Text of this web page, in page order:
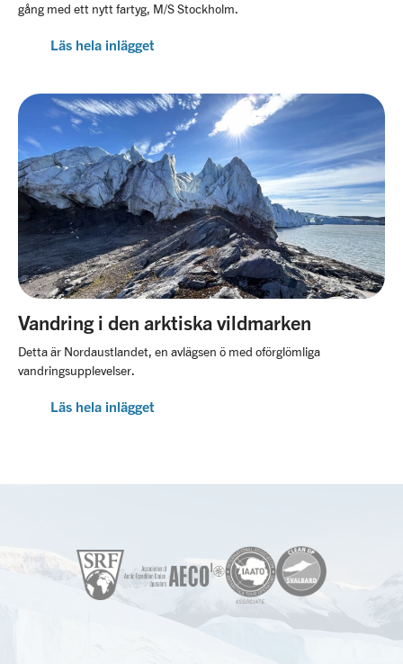
gång med ett nytt fartyg, M/S Stockholm.
Läs hela inlägget
Vandring i den arktiska vildmarken
Detta är Nordaustlandet, en avlägsen ö med oförglömliga
vandringsupplevelser.
Läs hela inlägget